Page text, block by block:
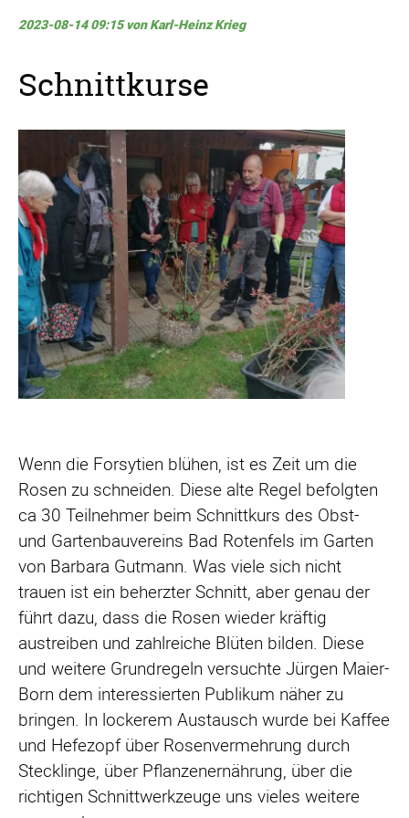
2023-08-14 09:15von Karl-Heinz Krieg
Schnittkurse
Wenn die Forsytien blühen, ist es Zeit um die
Rosen zu schneiden. Diese alte Regel befolgten
ca 30 Teilnehmer beim Schnittkurs des Obst-
und Gartenbauvereins Bad Rotenfels im Garten
von Barbara Gutmann. Was viele sich nicht
trauen ist ein beherzter Schnitt, aber genau der
führt dazu, dass die Rosen wieder kräftig
austreiben und zahlreiche Blüten bilden. Diese
und weitere Grundregeln versuchte Jürgen Maier-
Born dem interessierten Publikum näher zu
bringen. In lockerem Austausch wurde bei Kaffee
und Hefezopf über Rosenvermehrung durch
Stecklinge, über Pflanzenernährung, über die
richtigen Schnittwerkzeuge uns vieles weitere